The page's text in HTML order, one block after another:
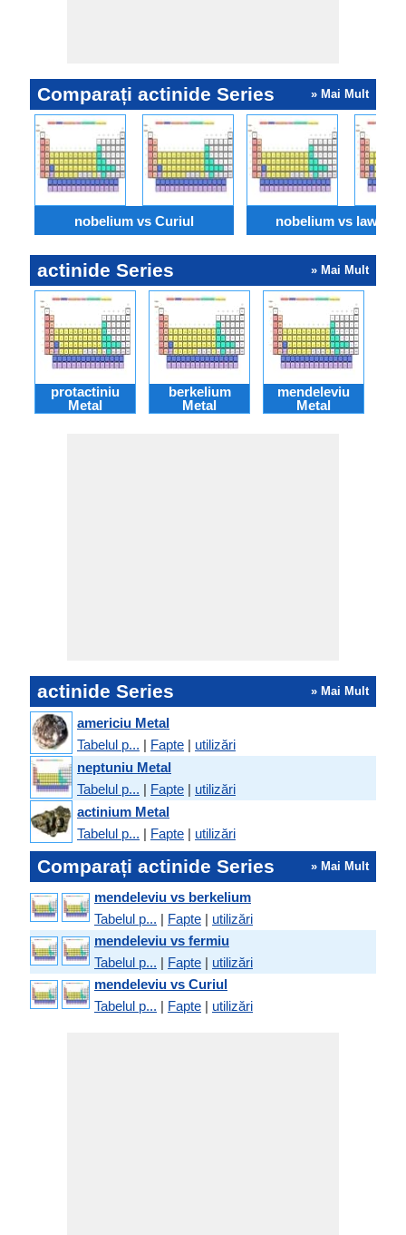
Comparați actinide Series » Mai Mult
nobelium vs Curiul nobelium vs
actinide Series » Mai Mult
protactiniu
Metal
berkelium
Metal
mendeleviu
Metal
actinide Series » Mai Mult
americiu Metal
Tabelul p... | Fapte | utilizări
neptuniu Metal
Tabelul p... | Fapte | utilizări
actinium Metal
Tabelul p... | Fapte | utilizări
Comparați actinide Series » Mai Mult
mendeleviu vs berkelium
Tabelul p... | Fapte | utilizări
mendeleviu vs fermiu
Tabelul p... | Fapte | utilizări
mendeleviu vs Curiul
Tabelul p... | Fapte | utilizări